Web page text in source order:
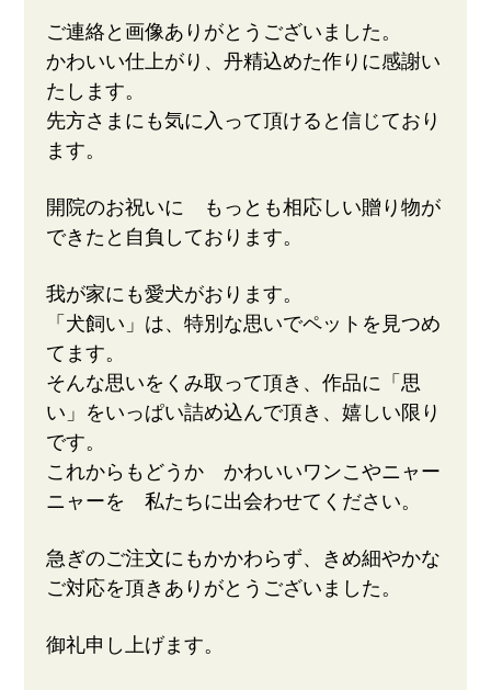
ご連絡と画像ありがとうございました。
かわいい仕上がり、丹精込めた作りに感謝い
たします。
先方さまにも気に入って頂けると信じており
ます。
開院のお祝いに もっとも相応しい贈り物が
できたと自負しております。
我が家にも愛犬がおります。
「犬飼い」は、特別な思いでペットを見つめ
てます。
そんな思いをくみ取って頂き、作品に「思
い」をいっぱい詰め込んで頂き、嬉しい限り
です。
これからもどうか かわいいワンこやニャー
ニャーを 私たちに出会わせてください。
急ぎのご注文にもかかわらず、きめ細やかな
ご対応を頂きありがとうございました。
御礼申し上げます。